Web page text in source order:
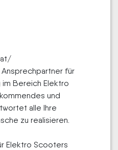
für
Bereich Elektro
und
alle Ihre
zu realisieren.
Elektro Scooters